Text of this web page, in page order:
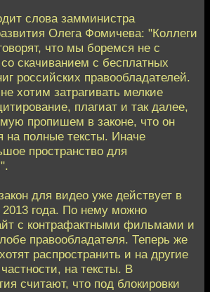
слова замминистра
Олега Фомичева: "Коллеги
что мы боремся не с
скачиванием с бесплатных
российских правообладателей.
хотим затрагивать мелкие
плагиат и так далее,
пропишем в законе, что он
на полные тексты. Иначе
пространство для
для видео уже действует в
2013 года. По нему можно
с контрафактными фильмами и
правообладателя. Теперь же
распространить и на другие
на тексты. В
считают, что под блокировки